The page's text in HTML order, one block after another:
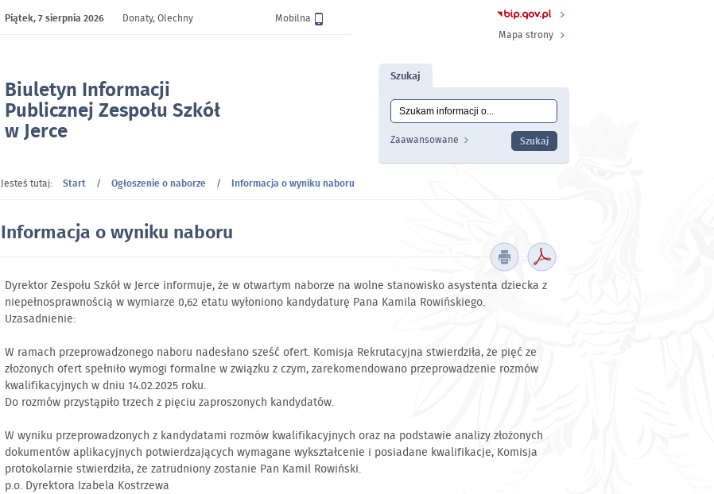
Biuletyn Informacji
Publicznej Zespołu Szkół
w Jerce
Wersja
Mobilna
Piątek,7 sierpnia 2026
Donaty, Olechny
Mapa strony
Szukaj
Wyszukiwanie
Zaawansowane
Jesteś tutaj: Start / Ogłoszenie o naborze / Informacja o wyniku naboru
Informacja o wyniku naboru
Dyrektor Zespołu Szkół w Jerce informuje, że w otwartym naborze na wolne stanowisko asystenta dziecka z
niepełnosprawnością w wymiarze 0,62 etatu wyłoniono kandydaturę Pana Kamila Rowińskiego.
Uzasadnienie:
W ramach przeprowadzonego naboru nadesłano sześć ofert. Komisja Rekrutacyjna stwierdziła, że pięć ze
złożonych ofert spełniło wymogi formalne w związku z czym, zarekomendowano przeprowadzenie rozmów
kwalifikacyjnych w dniu 14.02.2025 roku.
Do rozmów przystąpiło trzech z pięciu zaproszonych kandydatów.
W wyniku przeprowadzonych z kandydatami rozmów kwalifikacyjnych oraz na podstawie analizy złożonych
dokumentów aplikacyjnych potwierdzających wymagane wykształcenie i posiadane kwalifikacje, Komisja
protokolarnie stwierdziła, że zatrudniony zostanie Pan Kamil Rowiński.
p.o. Dyrektora Izabela Kostrzewa